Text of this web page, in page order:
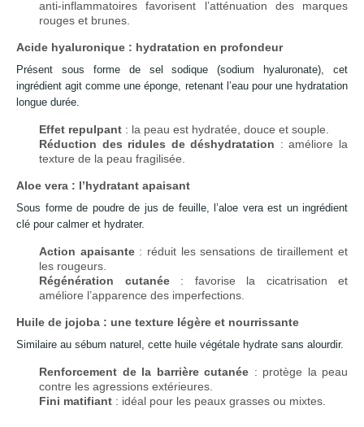
anti-inflammatoires favorisent l’atténuation des marques
rouges et brunes.
Acide hyaluronique : hydratation en profondeur
Présent sous forme de sel sodique (sodium hyaluronate), cet
ingrédient agit comme une éponge, retenant l’eau pour une hydratation
longue durée.
Effet repulpant : la peau est hydratée, douce et souple.
Réduction des ridules de déshydratation : améliore la
texture de la peau fragilisée.
Aloe vera : l’hydratant apaisant
Sous forme de poudre de jus de feuille, l’aloe vera est un ingrédient
clé pour calmer et hydrater.
Action apaisante: réduit les sensations de tiraillement et
les rougeurs.
Régénération cutanée: favorise la cicatrisation et
améliore l’apparence des imperfections.
Huile de jojoba : une texture légère et nourrissante
Similaire au sébum naturel, cette huile végétale hydrate sans alourdir.
Renforcement de la barrière cutanée : protège la peau
contre les agressions extérieures.
Fini matifiant : idéal pour les peaux grasses ou mixtes.